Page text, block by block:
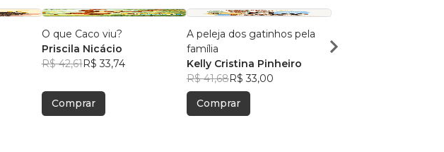
O que Caco viu?
Priscila Nicácio
R$ 42,61R$ 33,74
Comprar
A peleja dos gatinhos pela
família
Kelly Cristina Pinheiro
R$ 41,68R$ 33,00
Comprar
no Reino dos Relógios